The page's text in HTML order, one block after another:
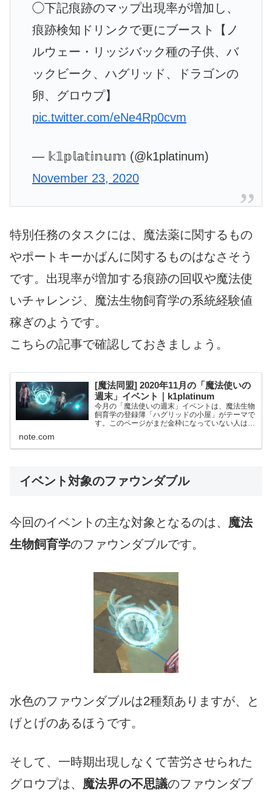
◯下記痕跡のマップ出現率が増加し、
痕跡検知ドリンクで更にブースト【ノ
ルウェー・リッジバック種の子供、バ
ックビーク、ハグリッド、ドラゴンの
卵、グロウプ】
pic.twitter.com/eNe4Rp0cvm
— 𝕜𝟙𝕡𝕝𝕒𝕥𝕚𝕟𝕦𝕞 (@k1platinum)
November 23, 2020
特別任務のタスクには、魔法薬に関するもの
やポートキーかばんに関するものはなさそう
です。出現率が増加する痕跡の回収や魔法使
いチャレンジ、魔法生物飼育学の系統経験値
稼ぎのようです。
こちらの記事で確認しておきましょう。
[魔法同盟] 2020年11月の「魔法使いの
週末」イベント｜k1platinum
今月の「魔法使いの週末」イベントは、魔法生物
飼育学の登録簿「ハグリッドの小屋」がテーマで
す。このページがまだ金枠になっていない人は、
note.com
イベント対象のファウンダブル
今回のイベントの主な対象となるのは、 魔法
生物飼育学のファウンダブルです。
水色のファウンダブルは2種類ありますが、と
げとげのあるほうです。
そして、一時期出現しなくて苦労させられた
グロウプは、 魔法界の不思議のファウンダブ